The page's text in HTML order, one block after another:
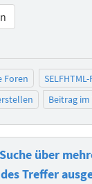
Foren
Beitrag
über
Treffer